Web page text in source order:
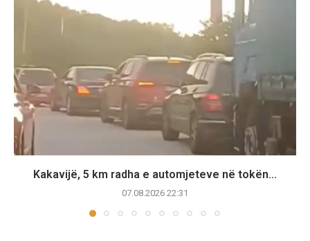
Kakavijë, 5 km radha e automjeteve në tokën...
07.08.2026 22:31